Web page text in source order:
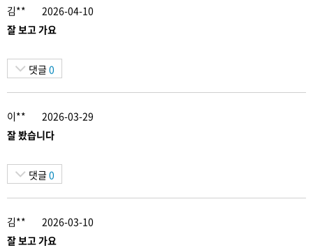
김**
2026-04-10
잘 보고 가요
댓글 0
이**
2026-03-29
잘 봤습니다
댓글 0
김**
2026-03-10
잘 보고 가요